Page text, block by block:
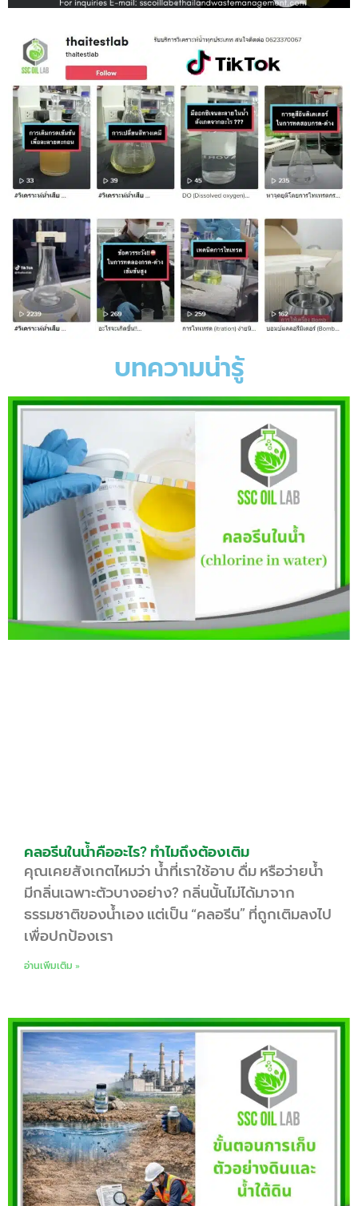
บทความน่ารู้
คลอรีนในน้ำคืออะไร? ทำไมถึงต้องเติม
คุณเคยสังเกตไหมว่า น้ำที่เราใช้อาบ ดื่ม หรือว่ายน้ำ
มีกลิ่นเฉพาะตัวบางอย่าง? กลิ่นนั้นไม่ได้มาจาก
ธรรมชาติของน้ำเอง แต่เป็น “คลอรีน” ที่ถูกเติมลงไป
เพื่อปกป้องเรา
อ่านเพิ่มเติม »